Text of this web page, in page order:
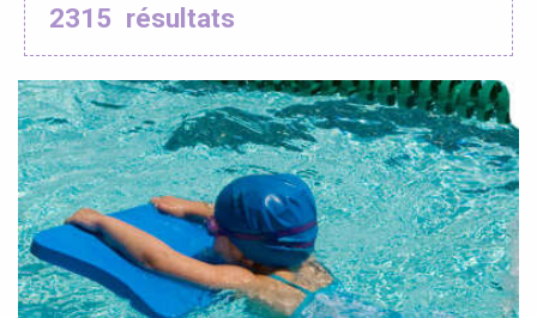
2315 résultats